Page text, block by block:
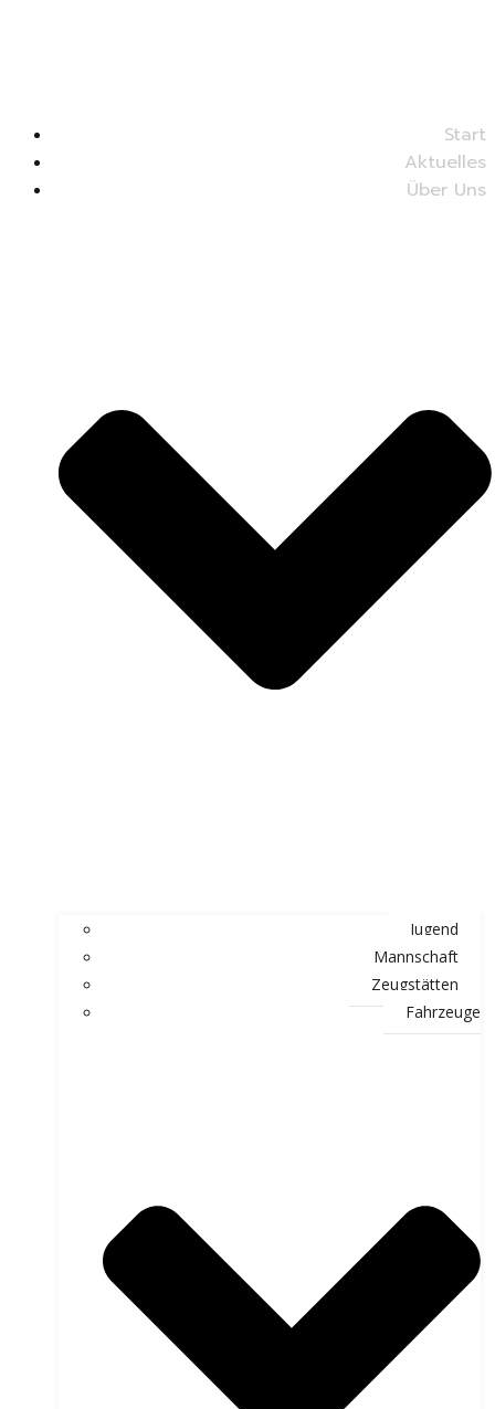
Start
Aktuelles
Über Uns
Jugend
Mannschaft
Zeugstätten
Fahrzeuge